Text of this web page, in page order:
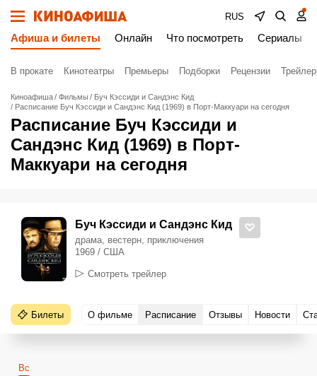
RUS
Афиша и билеты Онлайн Что посмотреть Сериалы
В прокате Кинотеатры Премьеры Подборки Рецензии
Киноафиша Фильмы
Буч Кэссиди и Сандэнс Кид
Расписание Буч Кэссиди и Сандэнс Кид (1969) в Порт-Маккуари на сегодня
Расписание Буч Кэссиди и
Сандэнс Кид (1969) в Порт-
Маккуари на сегодня
Буч Кэссиди и Сандэнс Кид
драма, вестерн, приключения
1969 / США
Смотреть трейлер
Билеты О фильме Расписание Отзывы Новости
Вс